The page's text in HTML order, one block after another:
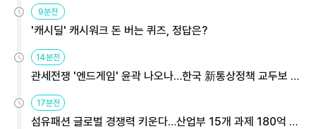
9분전
'캐시딜' 캐시워크 돈 버는 퀴즈, 정답은?
14분전
관세전쟁 '엔드게임' 윤곽 나오나…한국 新통상정책 교두보 활
용해야
17분전
섬유패션 글로벌 경쟁력 키운다…산업부 15개 과제 180억 지